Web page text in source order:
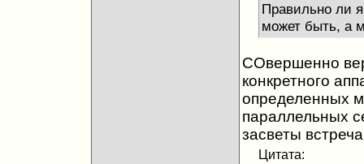
Правильно ли
может быть, а
СОвершенно
конкретного
определенных
параллельных
засветы
Цитата: